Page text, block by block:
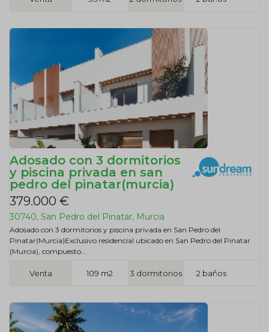
Adosado con 3 dormitorios
y piscina privada en san
pedro del pinatar(murcia)
379.000 €
30740, San Pedro del Pinatar, Murcia
Adosado con 3 dormitorios y piscina privada en San Pedro del
Pinatar(Murcia)Exclusivo residencial ubicado en San Pedro del Pinatar
(Murcia), compuesto...
Venta 109 m2 3 dormitorios 2 baños